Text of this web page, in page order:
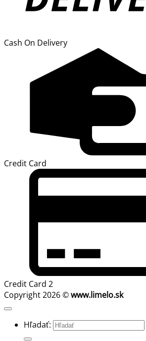
Cash On Delivery
Credit Card
Credit Card 2
Copyright 2026 ©www.limelo.sk
Hľadať: